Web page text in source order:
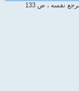
نفسه ، ص 133